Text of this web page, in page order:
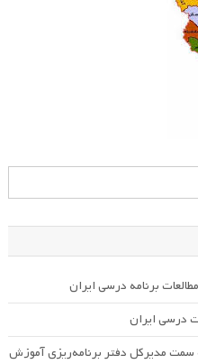
برنامه درسی ایران
درسی ایران
سمت مدیرکل دفتر برنامه‌ریزی آموزش